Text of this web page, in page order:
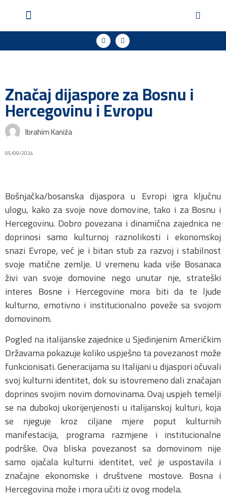
Značaj dijaspore za Bosnu i
Hercegovinu i Evropu
Ibrahim Kaniža
05/09/2024
Bošnjačka/bosanska dijaspora u Evropi igra ključnu
ulogu, kako za svoje nove domovine, tako i za Bosnu i
Hercegovinu. Dobro povezana i dinamična zajednica ne
doprinosi samo kulturnoj raznolikosti i ekonomskoj
snazi Evrope, već je i bitan stub za razvoj i stabilnost
svoje matične zemlje. U vremenu kada više Bosanaca
živi van svoje domovine nego unutar nje, strateški
interes Bosne i Hercegovine mora biti da te ljude
kulturno, emotivno i institucionalno poveže sa svojom
domovinom.
Pogled na italijanske zajednice u Sjedinjenim Američkim
Državama pokazuje koliko uspješno ta povezanost može
funkcionisati. Generacijama su Italijani u dijaspori očuvali
svoj kulturni identitet, dok su istovremeno dali značajan
doprinos svojim novim domovinama. Ovaj uspjeh temelji
se na dubokoj ukorijenjenosti u italijanskoj kulturi, koja
se njeguje kroz ciljane mjere poput kulturnih
manifestacija, programa razmjene i institucionalne
podrške. Ova bliska povezanost sa domovinom nije
samo ojačala kulturni identitet, već je uspostavila i
značajne ekonomske i društvene mostove. Bosna i
Hercegovina može i mora učiti iz ovog modela.